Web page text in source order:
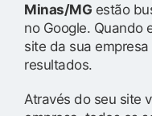
Minas/MG estão
no Google. Quando
site da sua
resultados.
Através do seu site